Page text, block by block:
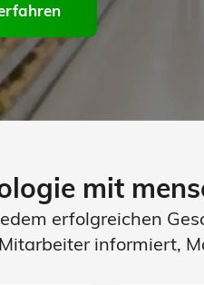
mit
erfolgreichen
informiert,